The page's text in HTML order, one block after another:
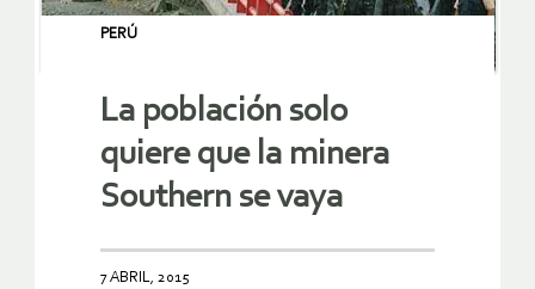
PERÚ
La población solo
quiere que la minera
Southern se vaya
7 ABRIL, 2015